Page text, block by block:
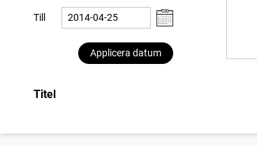
Till
Applicera datum
Titel